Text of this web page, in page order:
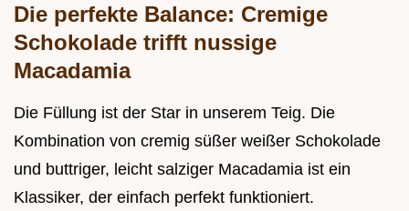
Die perfekte Balance: Cremige
Schokolade trifft nussige
Macadamia
Die Füllung ist der Star in unserem Teig. Die
Kombination von cremig süßer weißer Schokolade
und buttriger, leicht salziger Macadamia ist ein
Klassiker, der einfach perfekt funktioniert.